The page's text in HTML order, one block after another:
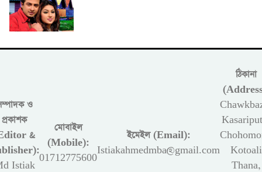
ও
প্রকাশক
&
Istiak
মোবাইল
(Mobile):
01712775600
ইমেইল (Email):
Istiakahmedmba@gmail.com
ঠিকানা
Kotoali
Thana,